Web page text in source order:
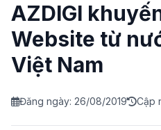
AZDIGI
Website từ
Việt Nam
Đăng ngày: 26/08/2019 Cập